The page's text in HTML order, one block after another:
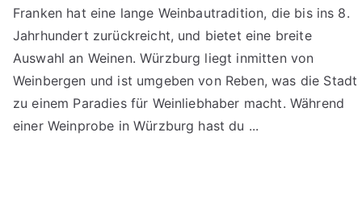
Franken hat eine lange Weinbautradition, die bis ins 8.
Jahrhundert zurückreicht, und bietet eine breite
Auswahl an Weinen. Würzburg liegt inmitten von
Weinbergen und ist umgeben von Reben, was die Stadt
zu einem Paradies für Weinliebhaber macht. Während
einer Weinprobe in Würzburg hast du ...